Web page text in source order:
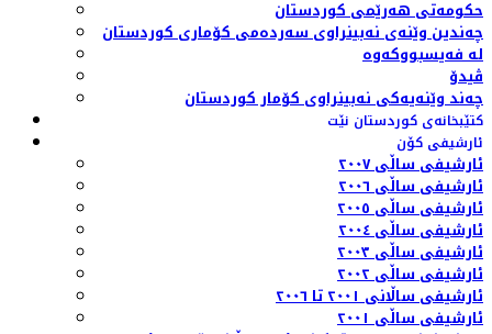
حکومەتی هەرێمی کوردستان
چەندین وێنەی نەبینراوی سەردەمی کۆماری کوردستان
لە فەیسبووکەوە
ڤیدۆ
چەند وێنەیەکی نەبینراوی کۆمار کوردستان
کتێبخانەی کوردستان نێت
ئارشیفی کۆن
ئارشیفی ساڵی ٢٠٠٧
ئارشیفی ساڵی ٢٠٠٦
ئارشیفی ساڵی ٢٠٠٥
ئارشیفی ساڵی ٢٠٠٤
ئارشیفی ساڵی ٢٠٠٣
ئارشیفی ساڵی ٢٠٠٢
ئارشیفی ساڵانی ٢٠٠١ تا ٢٠٠٦
ئارشیفی ساڵی ٢٠٠١